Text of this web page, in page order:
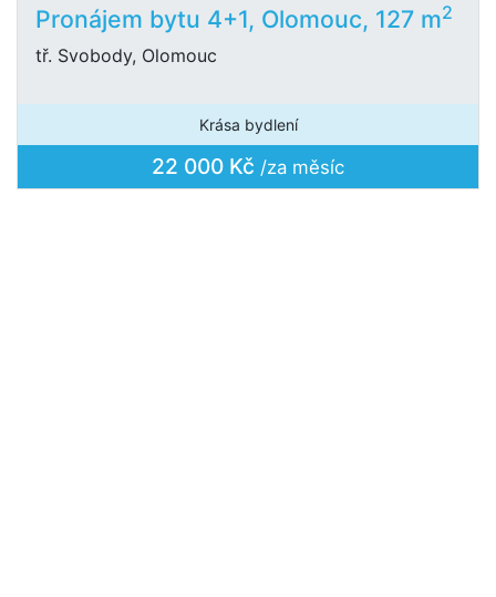
Pronájem bytu 4+1, Olomouc, 127 m2
tř. Svobody, Olomouc
Krása bydlení
22 000 Kč /za měsíc